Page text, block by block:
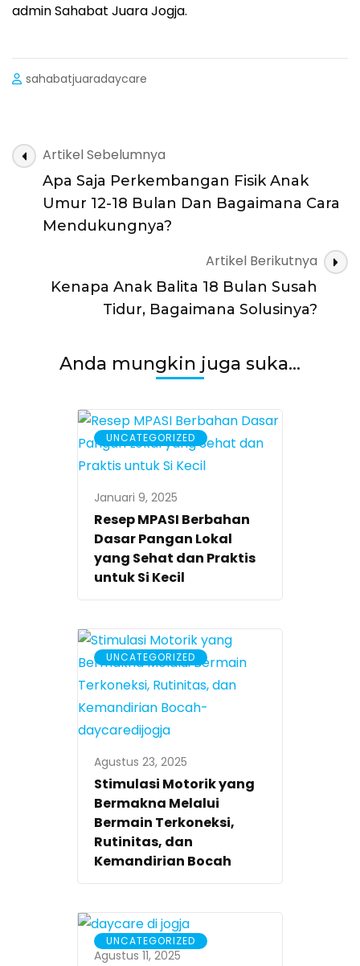
admin Sahabat Juara Jogja.
sahabatjuaradaycare
Artikel Sebelumnya
Apa Saja Perkembangan Fisik Anak
Umur 12-18 Bulan Dan Bagaimana Cara
Mendukungnya?
Artikel Berikutnya
Kenapa Anak Balita 18 Bulan Susah
Tidur, Bagaimana Solusinya?
Anda mungkin juga suka...
UNCATEGORIZED
Januari 9, 2025
Resep MPASI Berbahan
Dasar Pangan Lokal
yang Sehat dan Praktis
untuk Si Kecil
UNCATEGORIZED
Agustus 23, 2025
Stimulasi Motorik yang
Bermakna Melalui
Bermain Terkoneksi,
Rutinitas, dan
Kemandirian Bocah
UNCATEGORIZED
Agustus 11, 2025